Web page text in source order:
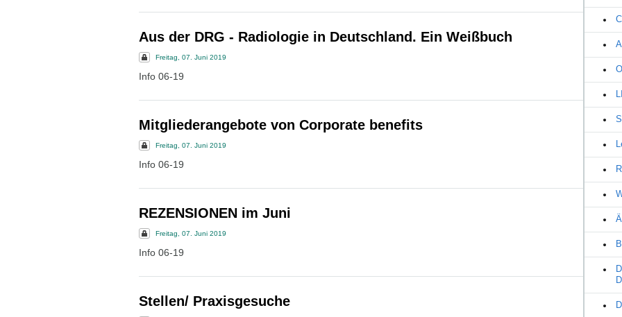
Aus der DRG - Radiologie in Deutschland. Ein Weißbuch
Freitag, 07. Juni 2019
Info 06-19
Mitgliederangebote von Corporate benefits
Freitag, 07. Juni 2019
Info 06-19
REZENSIONEN im Juni
Freitag, 07. Juni 2019
Info 06-19
Stellen/ Praxisgesuche